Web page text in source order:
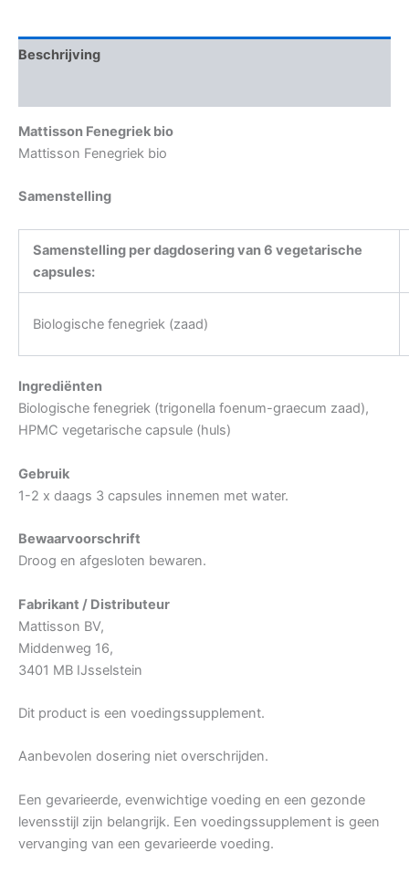
Beschrijving
Mattisson Fenegriek bio
Mattisson Fenegriek bio
Samenstelling
Samenstelling per dagdosering van 6 vegetarische
capsules:
Biologische fenegriek (zaad)
Ingrediënten
Biologische fenegriek (trigonella foenum-graecum zaad),
HPMC vegetarische capsule (huls)
Gebruik
1-2 x daags 3 capsules innemen met water.
Bewaarvoorschrift
Droog en afgesloten bewaren.
Fabrikant / Distributeur
Mattisson BV,
Middenweg 16,
3401 MB IJsselstein
Dit product is een voedingssupplement.
Aanbevolen dosering niet overschrijden.
Een gevarieerde, evenwichtige voeding en een gezonde
levensstijl zijn belangrijk. Een voedingssupplement is geen
vervanging van een gevarieerde voeding.